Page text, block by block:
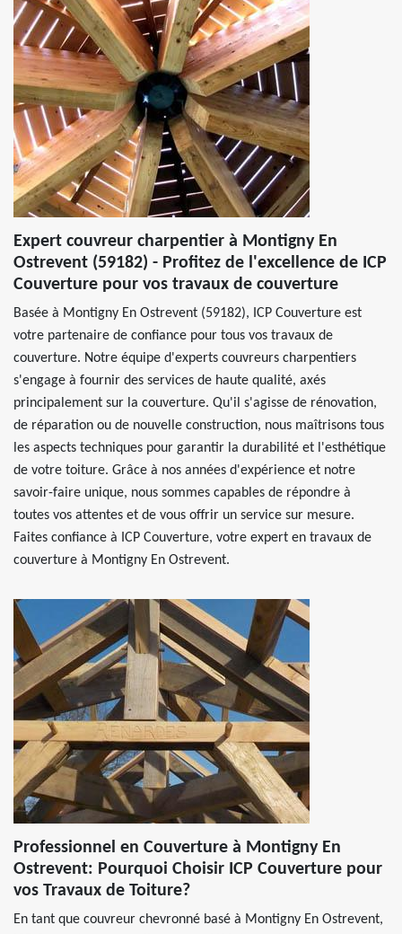
Expert couvreur charpentier à Montigny En
Ostrevent (59182) - Profitez de l'excellence de ICP
Couverture pour vos travaux de couverture
Basée à Montigny En Ostrevent (59182), ICP Couverture est
votre partenaire de confiance pour tous vos travaux de
couverture. Notre équipe d'experts couvreurs charpentiers
s'engage à fournir des services de haute qualité, axés
principalement sur la couverture. Qu'il s'agisse de rénovation,
de réparation ou de nouvelle construction, nous maîtrisons tous
les aspects techniques pour garantir la durabilité et l'esthétique
de votre toiture. Grâce à nos années d'expérience et notre
savoir-faire unique, nous sommes capables de répondre à
toutes vos attentes et de vous offrir un service sur mesure.
Faites confiance à ICP Couverture, votre expert en travaux de
couverture à Montigny En Ostrevent.
Professionnel en Couverture à Montigny En
Ostrevent: Pourquoi Choisir ICP Couverture pour
vos Travaux de Toiture?
En tant que couvreur chevronné basé à Montigny En Ostrevent,